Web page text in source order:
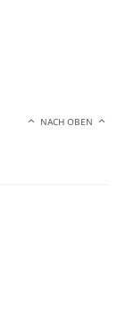
NACH OBEN